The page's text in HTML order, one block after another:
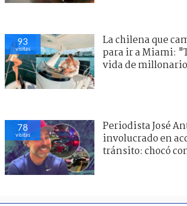
93
visitas
La chilena que
para ir a Miami:
vida de
78
visitas
Periodista José
involucrado en
tránsito: chocó